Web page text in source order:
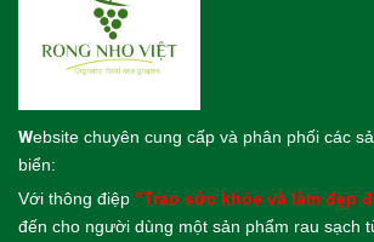
Website chuyên cung cấp và phân phối các
biển:
Với thông điệp "Trao sức khỏe và làm đẹp
đến cho người dùng một sản phẩm rau sạch